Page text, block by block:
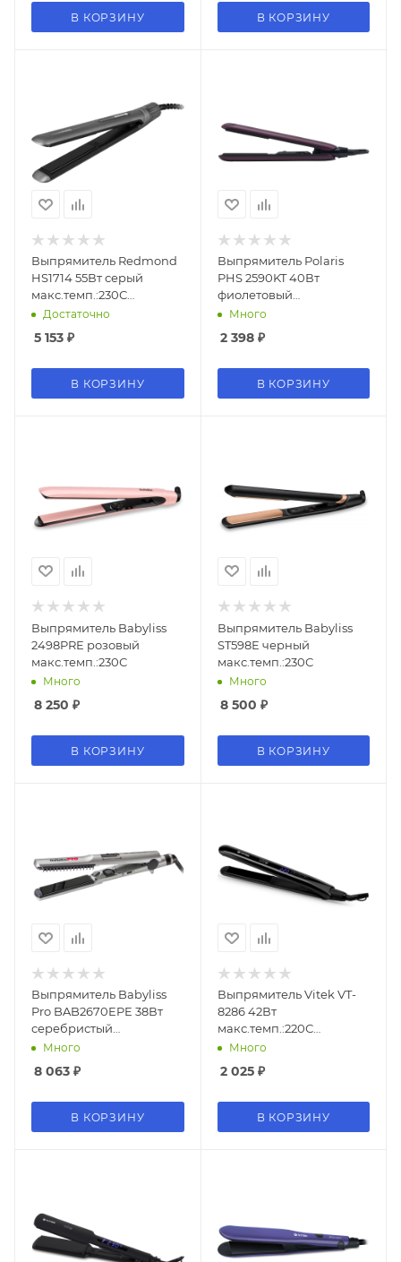
В КОРЗИНУ В КОРЗИНУ
Выпрямитель Redmond
HS1714 55Вт серый
макс.темп.:230С
покрытие:керамическое
Достаточно
5 153 ₽
В КОРЗИНУ
Выпрямитель Polaris
PHS 2590KT 40Вт
фиолетовый
макс.темп.:220С
Много
2 398₽
В КОРЗИНУ
Выпрямитель Babyliss
2498PRE розовый
макс.темп.:230С
Много
8 250 ₽
В КОРЗИНУ
Выпрямитель Babyliss
ST598E черный
макс.темп.:230С
Много
8 500 ₽
В КОРЗИНУ
Выпрямитель Babyliss
Pro BAB2670EPE 38Вт
серебристый
макс.темп.:230С
Много
8 063 ₽
В КОРЗИНУ
Выпрямитель Vitek VT-
8286 42Вт
макс.темп.:220С
покрытие:керамико-
Много
2 025₽
В КОРЗИНУ